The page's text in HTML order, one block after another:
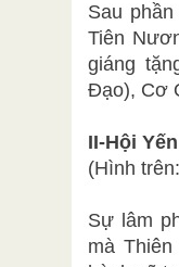
Sau
Tiên
giáng
Đạo), Cơ
II-Hội
(Hình
Sự lâm
mà